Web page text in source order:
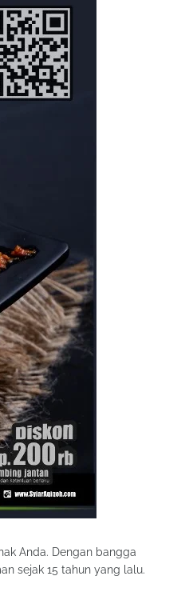
Anda. Dengan bangga
sejak 15 tahun yang lalu.